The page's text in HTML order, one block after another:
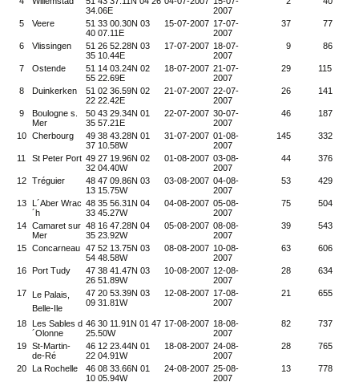
34.06E
2007
5 Veere
51 33 00.30N 03
40 07.11E
15-07-2007 17-07-
2007
37 77
6 Vlissingen
51 26 52.28N 03
35 10.44E
17-07-2007 18-07-
2007
9 86
7 Ostende
51 14 03.24N 02
55 22.69E
18-07-2007 21-07-
2007
29 115
8 Duinkerken
51 02 36.59N 02
22 22.42E
21-07-2007 22-07-
2007
26 141
9
Boulogne s.
Mer
50 43 29.34N 01
35 57.21E
22-07-2007 30-07-
2007
46 187
10 Cherbourg
49 38 43.28N 01
37 10.58W
31-07-2007 01-08-
2007
145 332
11 St Peter Port 49 27 19.96N 02
32 04.40W
01-08-2007 03-08-
2007
44 376
12 Tréguier
48 47 09.86N 03
13 15.75W
03-08-2007 04-08-
2007
53 429
13 L´Aber Wrac
´h
48 35 56.31N 04
33 45.27W
04-08-2007 05-08-
2007
75 504
14 Camaret sur
Mer
48 16 47.28N 04
35 23.92W
05-08-2007 08-08-
2007
39 543
15 Concarneau 47 52 13.75N 03
54 48.58W
08-08-2007 10-08-
2007
63 606
16 Port Tudy
47 38 41.47N 03
26 51.89W
10-08-2007 12-08-
2007
28 634
17 Le Palais,
Belle-Ile
47 20 53.39N 03
09 31.81W
12-08-2007 17-08-
2007
21 655
18 Les Sables d
´Olonne
46 30 11.91N 01 47
25.50W
17-08-2007 18-08-
2007
82 737
19 St-Martin-
de-Ré
46 12 23.44N 01
22 04.91W
18-08-2007 24-08-
2007
28 765
20 La Rochelle
46 08 33.66N 01
10 05.94W
24-08-2007 25-08-
2007
13 778